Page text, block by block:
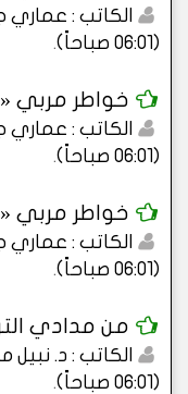
الكاتب : عماري
(06:01 صباحاً)
.
خواطر مربي «2».
الكاتب : عماري
(06:01 صباحاً)
.
خواطر مربي «1».
الكاتب : عماري
(06:01 صباحاً)
.
من مدادي
الكاتب : د.
(06:01 صباحاً)
.